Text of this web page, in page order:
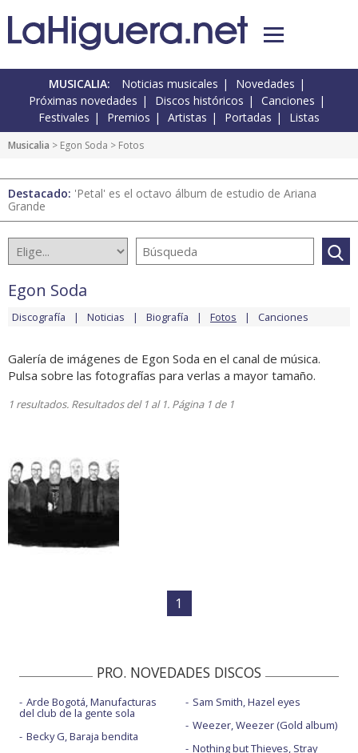
MUSICALIA: Noticias musicales
Novedades
Próximas novedades
Discos históricos
Canciones
Festivales
Premios Artistas Portadas Listas
Musicalia > Egon Soda > Fotos
Destacado: 'Petal' es el octavo álbum de estudio de Ariana
Grande
Egon Soda
Discografía Noticias Biografía Fotos Canciones
Galería de imágenes de Egon Soda en el canal de música.
Pulsa sobre las fotografías para verlas a mayor tamaño.
1 resultados. Resultados del 1 al 1. Página 1 de 1
1
PRO. NOVEDADES DISCOS
Arde Bogotá, Manufacturas
del club de la gente sola
Becky G, Baraja bendita
Sam Smith, Hazel eyes
Weezer, Weezer (Gold album)
Nothing but Thieves, Stray